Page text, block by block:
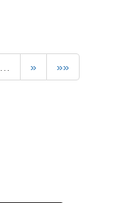
… » »»